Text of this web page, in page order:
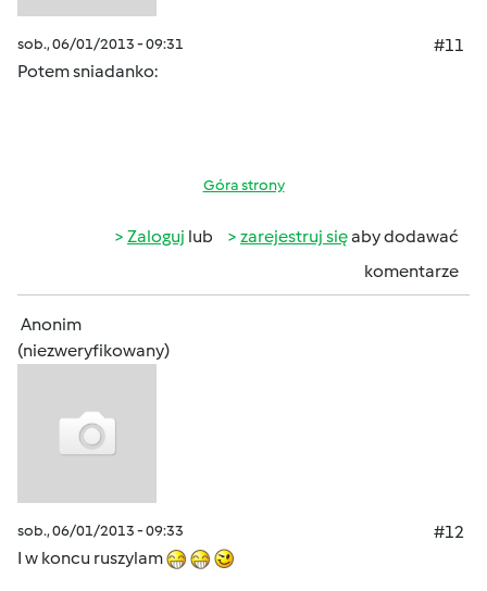
sob., 06/01/2013 - 09:31
#11
Potem sniadanko:
Góra strony
Zaloguj lub zarejestruj sięaby dodawać
komentarze
Anonim
(niezweryfikowany)
sob., 06/01/2013 - 09:33
#12
I w koncu ruszylam